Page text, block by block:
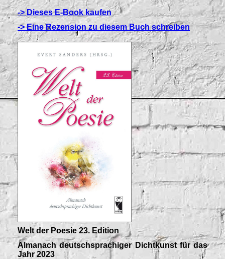
-> Dieses E-Book kaufen
-> Eine Rezension zu diesem Buch schreiben
Welt der Poesie 23. Edition
Almanach deutschsprachiger Dichtkunst für das
Jahr 2023